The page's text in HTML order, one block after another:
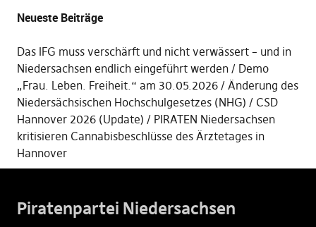
Neueste Beiträge
Das IFG muss verschärft und nicht verwässert – und in
Niedersachsen endlich eingeführt werden
Demo
„Frau. Leben. Freiheit.“ am 30.05.2026
Änderung des
Niedersächsischen Hochschulgesetzes (NHG)
CSD
Hannover 2026 (Update)
PIRATEN Niedersachsen
kritisieren Cannabisbeschlüsse des Ärztetages in
Hannover
Piratenpartei Niedersachsen